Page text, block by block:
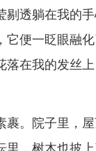
剔透躺在我的
它便一眨眼融化
落在我的发丝
裹。院子里，